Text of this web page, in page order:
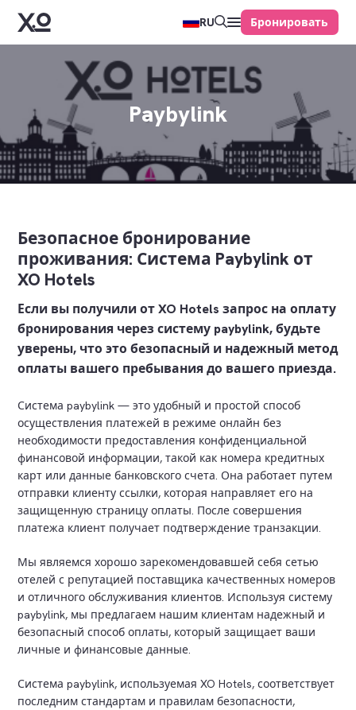
RU Бронировать
Paybylink
Безопасное бронирование
проживания: Система Paybylink от
XO Hotels
Если вы получили от XO Hotels запрос на оплату
бронирования через систему paybylink, будьте
уверены, что это безопасный и надежный метод
оплаты вашего пребывания до вашего приезда.
Система paybylink — это удобный и простой способ
осуществления платежей в режиме онлайн без
необходимости предоставления конфиденциальной
финансовой информации, такой как номера кредитных
карт или данные банковского счета. Она работает путем
отправки клиенту ссылки, которая направляет его на
защищенную страницу оплаты. После совершения
платежа клиент получает подтверждение транзакции.
Мы являемся хорошо зарекомендовавшей себя сетью
отелей с репутацией поставщика качественных номеров
и отличного обслуживания клиентов. Используя систему
paybylink, мы предлагаем нашим клиентам надежный и
безопасный способ оплаты, который защищает ваши
личные и финансовые данные.
Система paybylink, используемая XO Hotels, соответствует
последним стандартам и правилам безопасности,